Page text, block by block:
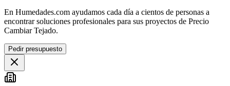
En Humedades.com ayudamos cada día a cientos de personas a
encontrar soluciones profesionales para sus proyectos de Precio
Cambiar Tejado.
Pedir presupuesto